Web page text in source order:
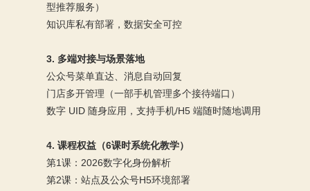
型推荐服务）
知识库私有部署，数据安全可控
3. 多端对接与场景落地
公众号菜单直达、消息自动回复
门店多开管理（一部手机管理多个接待端口）
数字 UID 随身应用，支持手机/H5 端随时随地调用
4. 课程权益（6课时系统化教学）
第1课：2026数字化身份解析
第2课：站点及公众号H5环境部署